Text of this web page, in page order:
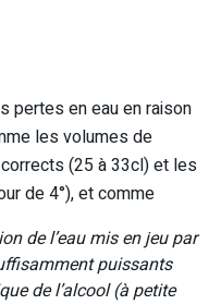
pertes en eau en raison
les volumes de
(25 à 33cl) et les
de 4°), et comme
de l’eau mis en jeu par
puissants
de l’alcool (à petite